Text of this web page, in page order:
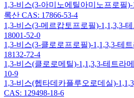
1,3-비스(3-아미노에틸아미노프로필
록산 CAS: 17866-53-4
1,3-비스(3-메르캅토프로필)-1,1,3,3-
18001-52-0
1,3-비스(3-클로로프로필)-1,1,3,3-테
18132-72-4
1,3-비스(클로로메틸)-1,1,3,3-테트라
10-9
1,3-비스(헵타데카플루오로데실)-
CAS: 129498-18-6